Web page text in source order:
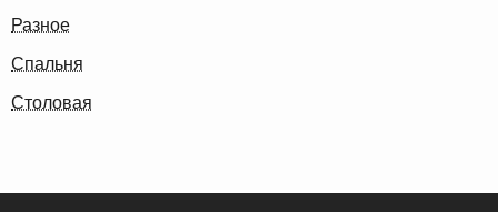
Разное
Спальня
Столовая